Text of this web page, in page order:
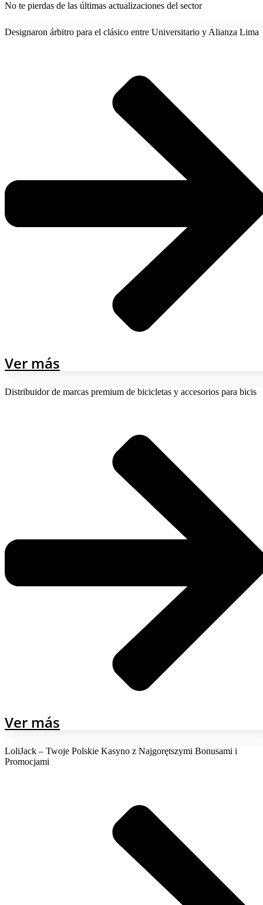
No te pierdas de las últimas actualizaciones del sector
Designaron árbitro para el clásico entre Universitario y Alianza Lima
Ver más
Distribuidor de marcas premium de bicicletas y accesorios para bicis
Ver más
LoliJack – Twoje Polskie Kasyno z Najgorętszymi Bonusami i
Promocjami